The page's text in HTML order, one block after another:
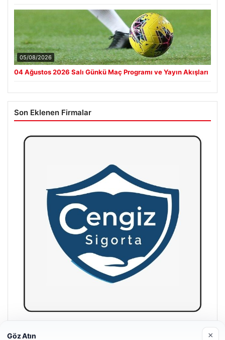
05/08/2026
04 Ağustos 2026 Salı Günkü Maç Programı ve Yayın Akışları
Son Eklenen Firmalar
Cengiz Sigorta
Göz Atın ×